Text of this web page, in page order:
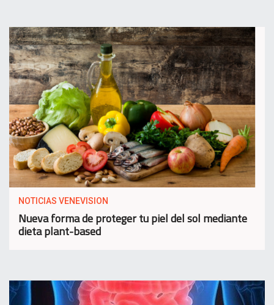
NOTICIAS VENEVISION
Nueva forma de proteger tu piel del sol mediante
dieta plant-based